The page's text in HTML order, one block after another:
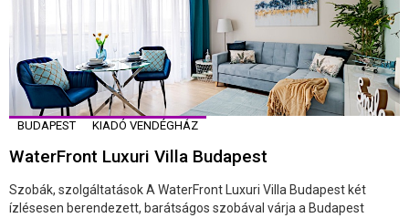
BUDAPEST KIADÓ VENDÉGHÁZ
WaterFront Luxuri Villa Budapest
Szobák, szolgáltatások A WaterFront Luxuri Villa Budapest két
ízlésesen berendezett, barátságos szobával várja a Budapest